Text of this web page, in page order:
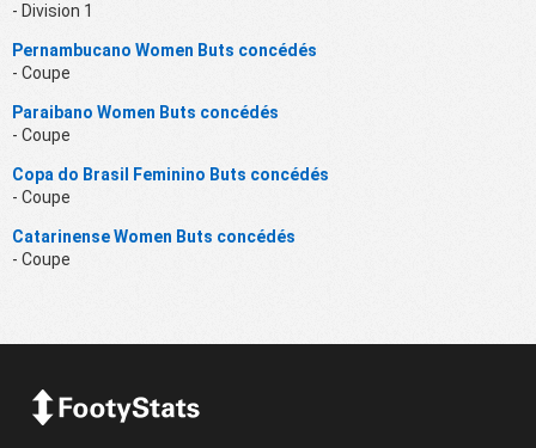
- Division 1
Pernambucano Women Buts concédés
- Coupe
Paraibano Women Buts concédés
- Coupe
Copa do Brasil Feminino Buts concédés
- Coupe
Catarinense Women Buts concédés
- Coupe